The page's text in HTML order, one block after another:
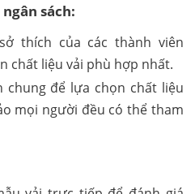
sách:
thích của các thành viên
chất liệu vải phù hợp nhất.
chung để lựa chọn chất liệu
mọi người đều có thể tham